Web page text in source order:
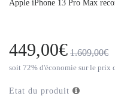
Apple iPhone 13 Pro Max
449,00€ 1.609,00€
soit 72% d'économie sur le prix
Etat du produit